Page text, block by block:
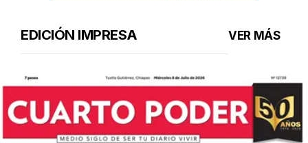
EDICIÓN IMPRESA VER MÁS